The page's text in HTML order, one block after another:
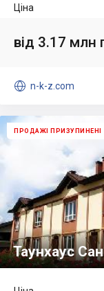
Ціна
від 3.17 млн
 n-k-z.com
ПРОДАЖІ ПРИЗУПИНЕНІ
Таунхаус